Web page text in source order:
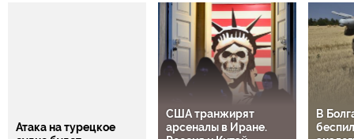
Атака на турецкое
США транжирят
арсеналы в Иране.
В